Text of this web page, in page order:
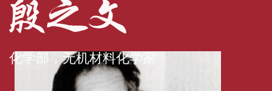
化学部，无机材料化学家